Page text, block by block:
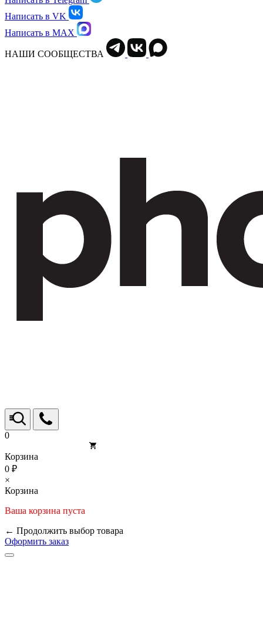
Написать в VK
Написать в MAX
НАШИ СООБЩЕСТВА
0
Корзина
0 ₽
×
Корзина
Ваша корзина пуста
← Продолжить выбор товара
Оформить заказ